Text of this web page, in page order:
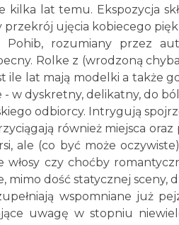
kilka lat temu. Ekspozycja
przekrój ujęcia kobiecego
Pohib, rozumiany przez
Rolke z (wrodzoną
ile lat mają modelki a także
w dyskretny, delikatny, do
odbiorcy. Intrygują
również miejsca
ale (co być może
włosy czy choćby
mimo dość statycznej sceny,
wspomniane już
uwagę w stopniu